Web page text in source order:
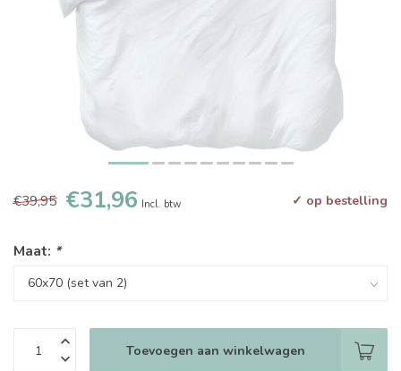
€39,95 €31,96 Incl. btw ✓ op bestelling
Maat: *
Toevoegen aan winkelwagen